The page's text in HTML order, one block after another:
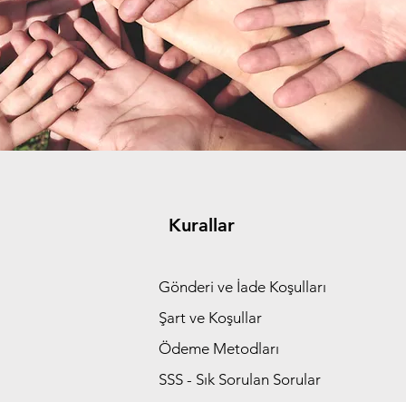
Kurallar
Gönderi ve İade Koşulları
Şart ve Koşullar
Ödeme Metodları
SSS - Sık Sorulan Sorular